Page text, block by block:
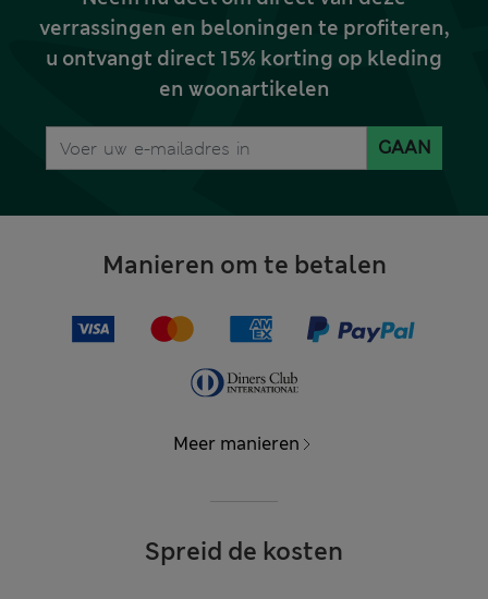
verrassingen en beloningen te profiteren,
u ontvangt direct 15% korting op kleding
en woonartikelen
GAAN
Manieren om te betalen
Meer manieren
Spreid de kosten